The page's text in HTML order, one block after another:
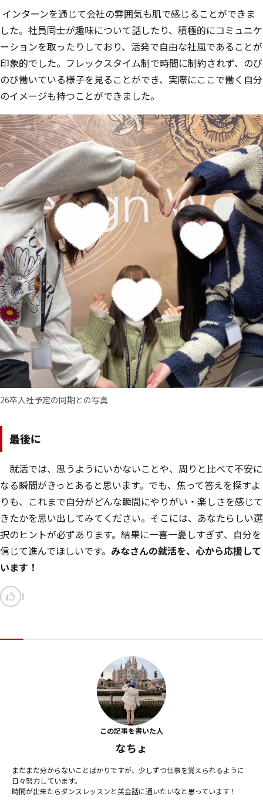
インターンを通じて会社の雰囲気も肌で感じることができま
した。社員同士が趣味について話したり、積極的にコミュニケ
ーションを取ったりしており、活発で自由な社風であることが
印象的でした。フレックスタイム制で時間に制約されず、のび
のび働いている様子を見ることができ、実際にここで働く自分
のイメージも持つことができました。
26卒入社予定の同期との写真
最後に
就活では、思うようにいかないことや、周りと比べて不安に
なる瞬間がきっとあると思います。でも、焦って答えを探すよ
りも、これまで自分がどんな瞬間にやりがい・楽しさを感じて
きたかを思い出してみてください。そこには、あなたらしい選
択のヒントが必ずあります。結果に一喜一憂しすぎず、自分を
信じて進んでほしいです。 みなさんの就活を、心から応援して
います！
1
この記事を書いた人
なちょ
まだまだ分からないことばかりですが、少しずつ仕事を覚えられるように
日々努力しています。
時間が出来たらダンスレッスンと英会話に通いたいなと思っています！